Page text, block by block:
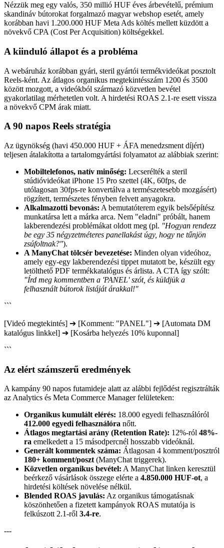
Nézzük meg egy valós, 350 millió HUF éves árbevételű, prémium
skandináv bútorokat forgalmazó magyar webshop esetét, amely
korábban havi 1.200.000 HUF Meta Ads költés mellett küzdött a
növekvő CPA (Cost Per Acquisition) költségekkel.
A kiinduló állapot és a probléma
A webáruház korábban gyári, steril gyártói termékvideókat posztolt
Reels-ként. Az átlagos organikus megtekintésszám 1200 és 3500
között mozgott, a videókból származó közvetlen bevétel
gyakorlatilag mérhetetlen volt. A hirdetési ROAS 2.1-re esett vissza
a növekvő CPM árak miatt.
A 90 napos Reels stratégia
Az ügynökség (havi 450.000 HUF + ÁFA menedzsment díjért)
teljesen átalakította a tartalomgyártási folyamatot az alábbiak szerint:
Mobiltelefonos, natív minőség: Lecserélték a steril
stúdióvideókat iPhone 15 Pro szettel (4K, 60fps, de
utólagosan 30fps-re konvertálva a természetesebb mozgásért)
rögzített, természetes fényben felvett anyagokra.
Alkalmazotti bevonás: A bemutatóterem egyik belsőépítész
munkatársa lett a márka arca. Nem "eladni" próbált, hanem
lakberendezési problémákat oldott meg (pl. "Hogyan rendezz
be egy 35 négyzetméteres panellakást úgy, hogy ne tűnjön
zsúfoltnak?").
A ManyChat tölcsér bevezetése: Minden olyan videóhoz,
amely egy-egy lakberendezési tippet mutatott be, készült egy
letölthető PDF termékkatalógus és árlista. A CTA így szólt:
"Írd meg kommentben a 'PANEL' szót, és küldjük a
felhasznált bútorok listáját árakkal!"
```
[Videó megtekintés] ➔ [Komment: "PANEL"] ➔ [Automata DM
katalógus linkkel] ➔ [Kosárba helyezés 10% kuponnal]
```
Az elért számszerű eredmények
A kampány 90 napos futamideje alatt az alábbi fejlődést regisztrálták
az Analytics és Meta Commerce Manager felületeken:
Organikus kumulált elérés: 18.000 egyedi felhasználóról
412.000 egyedi felhasználóra nőtt.
Átlagos megtartási arány (Retention Rate): 12%-ról 48%-
ra emelkedett a 15 másodpercnél hosszabb videóknál.
Generált kommentek száma: Átlagosan 4 komment/posztról
180+ komment/poszt(ManyChat triggerek).
Közvetlen organikus bevétel: A ManyChat linken keresztül
beérkező vásárlások összege elérte a 4.850.000 HUF-ot, a
hirdetési költések növelése nélkül.
Blended ROAS javulás: Az organikus támogatásnak
köszönhetően a fizetett kampányok ROAS mutatója is
felkúszott 2.1-ről 3.4-re.
---